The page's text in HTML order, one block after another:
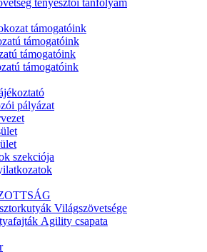
tenyésztői tanfolyam
támogatóink
támogatóink
támogatóink
támogatóink
pályázat
szekciója
Világszövetsége
Agility csapata